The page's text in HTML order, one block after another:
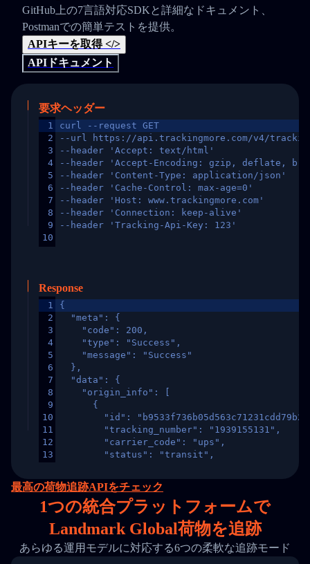
GitHub上の7言語対応SDKと詳細なドキュメント、
Postmanでの簡単テストを提供。
APIキーを取得 </>
APIドキュメント
要求ヘッダー
1
2
3
4
5
6
7
8
9
10
curl --request GET
--url https://api.trackingmore.com/v4/trackings/
--header 'Accept: text/html'
--header 'Accept-Encoding: gzip, deflate,
--header 'Content-Type: application/json'
--header 'Cache-Control: max-age=0'
--header 'Host: www.trackingmore.com'
--header 'Connection: keep-alive'
--header 'Tracking-Api-Key: 123'
Response
1
2
3
4
5
6
7
8
9
10
11
12
13
15
16
17
20
21
{
  "meta": {
    "code": 200,
    "type": "Success",
    "message": "Success"
  },
  "data": {
    "origin_info": [
      {
"id":
        "tracking_number": "1939155131",
        "carrier_code": "ups",
        "status": "transit",
"destination_country": "United
        "itemTimeLength": 2,
        "weblink": "",
        "phone": null,
        "trackinfo": [
          {
            "Date": "2017-03-08 04: 22: 00",
最高の荷物追跡APIをチェック
1つの統合プラットフォームで
Landmark Global荷物を追跡
あらゆる運用モデルに対応する6つの柔軟な追跡モード